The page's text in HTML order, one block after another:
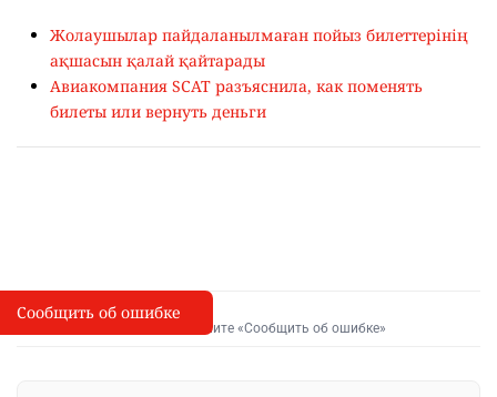
Жолаушылар пайдаланылмаған пойыз билеттерінің
ақшасын қалай қайтарады
Авиакомпания SCAT разъяснила, как поменять
билеты или вернуть деньги
I
Сообщить об опечатке
Выделите фрагмент и нажмите «Сообщить об ошибке»
Сообщить об ошибке